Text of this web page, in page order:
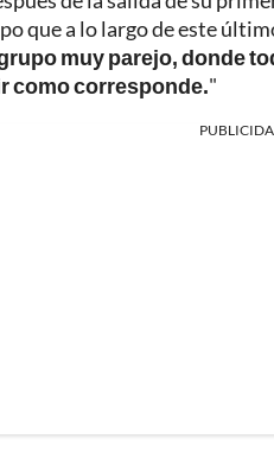
que a lo largo de este
muy parejo, donde
como corresponde."